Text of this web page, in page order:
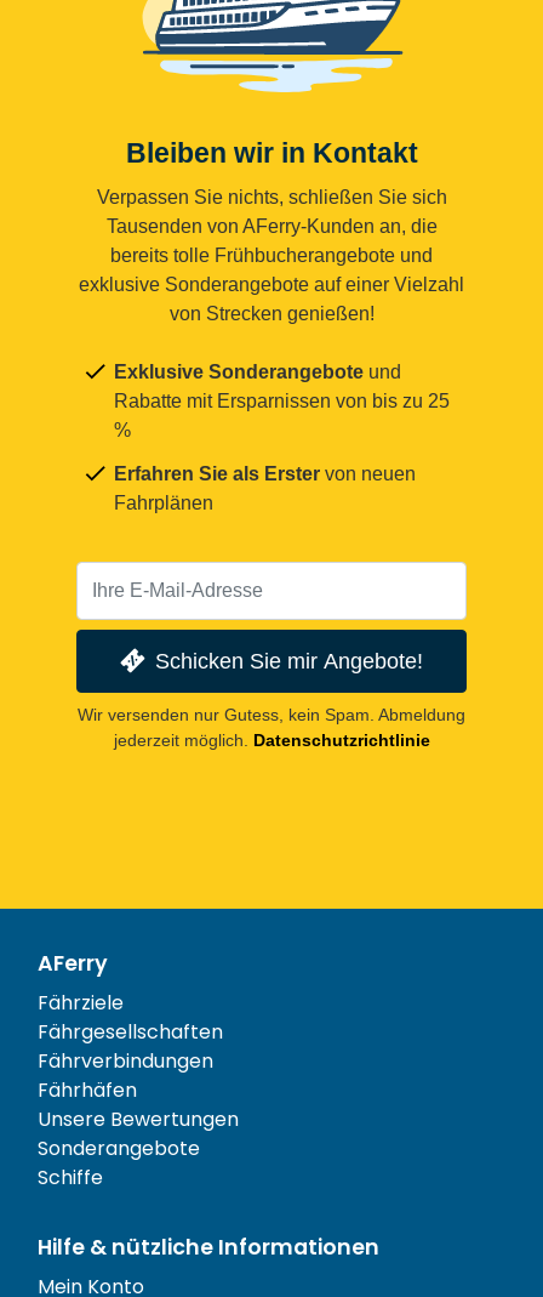
Bleiben wir in Kontakt
Verpassen Sie nichts, schließen Sie sich
Tausenden von AFerry-Kunden an, die
bereits tolle Frühbucherangebote und
exklusive Sonderangebote auf einer Vielzahl
von Strecken genießen!
Exklusive Sonderangebote und
Rabatte mit Ersparnissen von bis zu 25
%
Erfahren Sie als Erster von neuen
Fahrplänen
Schicken Sie mir Angebote!
Wir versenden nur Gutess, kein Spam. Abmeldung
jederzeit möglich.
Datenschutzrichtlinie
AFerry
Fährziele
Fährgesellschaften
Fährverbindungen
Fährhäfen
Unsere Bewertungen
Sonderangebote
Schiffe
Hilfe & nützliche Informationen
Mein Konto